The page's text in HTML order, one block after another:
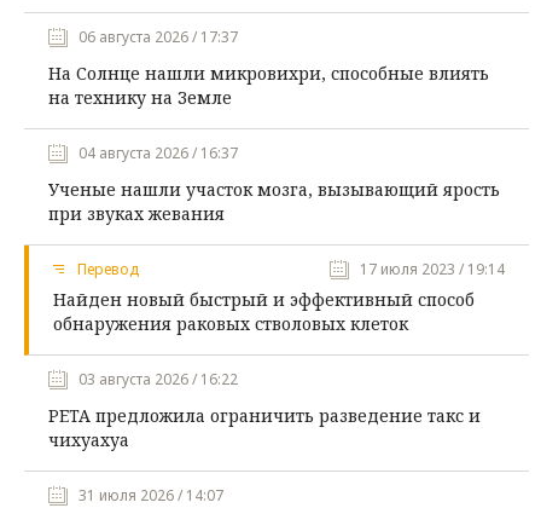
06 августа 2026 / 17:37
На Солнце нашли микровихри, способные влиять
на технику на Земле
04 августа 2026 / 16:37
Ученые нашли участок мозга, вызывающий ярость
при звуках жевания
Перевод 17 июля 2023 / 19:14
Найден новый быстрый и эффективный способ
обнаружения раковых стволовых клеток
03 августа 2026 / 16:22
PETA предложила ограничить разведение такс и
чихуахуа
31 июля 2026 / 14:07